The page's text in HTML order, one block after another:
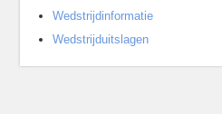
Wedstrijdinformatie
Wedstrijduitslagen